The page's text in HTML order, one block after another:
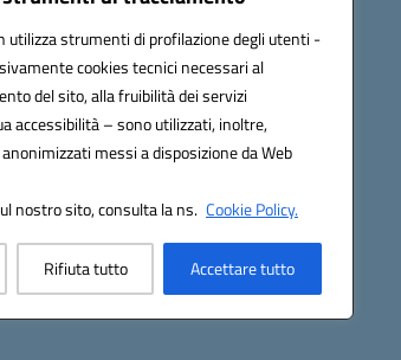
utilizza strumenti di profilazione degli utenti -
cookies tecnici necessari al
del sito, alla fruibilità dei servizi
accessibilità – sono utilizzati, inoltre,
messi a disposizione da Web
nostro sito, consulta la ns. Cookie Policy.
Rifiuta tutto Accettare tutto